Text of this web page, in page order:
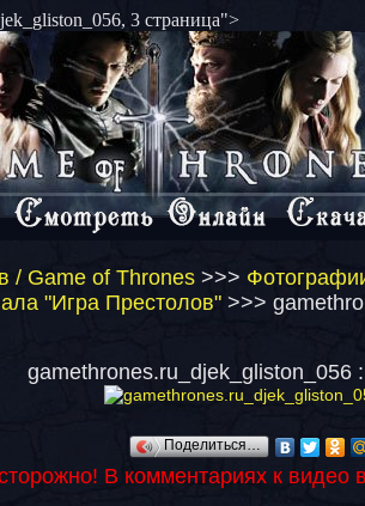
3 страница">
/ Game of Thrones >>>
"Игра Престолов" >>>
gamethrones.ru_djek_gliston_056
Поделиться…
В комментариях к видео